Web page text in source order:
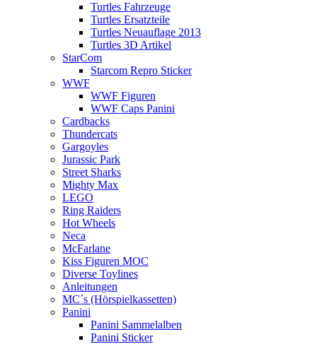
Turtles Fahrzeuge
Turtles Ersatzteile
Turtles Neuauflage 2013
Turtles 3D Artikel
StarCom
Starcom Repro Sticker
WWF
WWF Figuren
WWF Caps Panini
Cardbacks
Thundercats
Gargoyles
Jurassic Park
Street Sharks
Mighty Max
LEGO
Ring Raiders
Hot Wheels
Neca
McFarlane
Kiss Figuren MOC
Diverse Toylines
Anleitungen
MC´s (Hörspielkassetten)
Panini
Panini Sammelalben
Panini Sticker